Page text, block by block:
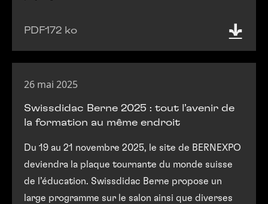
PDF172 ko
26 mai 2025
Swissdidac Berne 2025 : tout l’avenir de
la formation au même endroit
Du 19 au 21 novembre 2025, le site de BERNEXPO
deviendra la plaque tournante du monde suisse
de l’éducation. Swissdidac Berne propose un
large programme sur le salon ainsi que diverses